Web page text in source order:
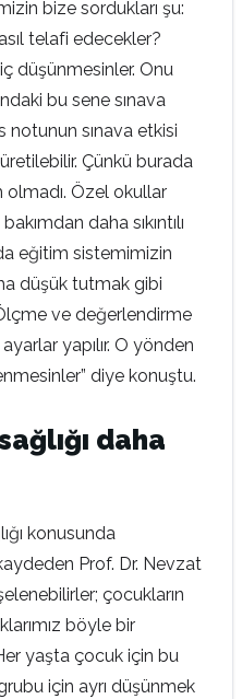
bize sordukları şu:
telafi edecekler?
düşünmesinler. Onu
bu sene sınava
notunun sınava etkisi
Çünkü burada
Özel okullar
daha sıkıntılı
eğitim sistemimizin
düşük tutmak gibi
ve değerlendirme
yapılır. O yönden
diye konuştu.
daha
konusunda
Prof. Dr. Nevzat
çocukların
böyle bir
yaşta çocuk için bu
için ayrı düşünmek